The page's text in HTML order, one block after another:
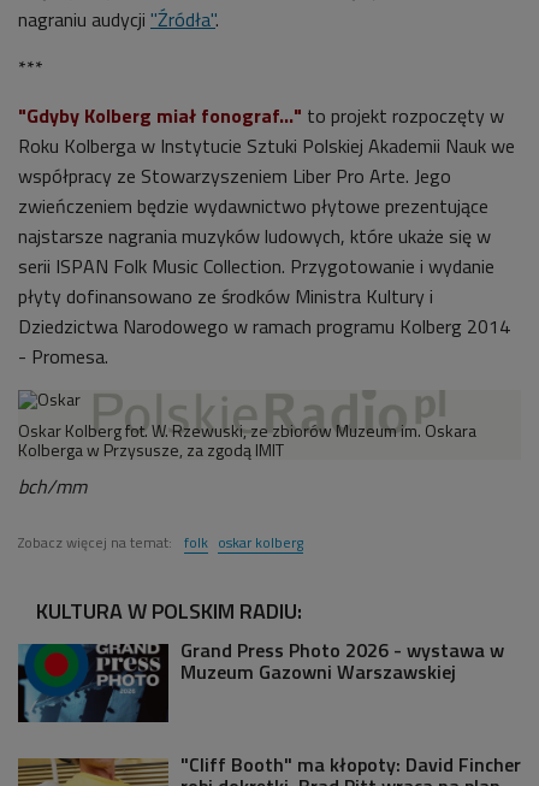
nagraniu audycji "Źródła".
***
"Gdyby Kolberg miał fonograf…" to projekt rozpoczęty w
Roku Kolberga w Instytucie Sztuki Polskiej Akademii Nauk we
współpracy ze Stowarzyszeniem Liber Pro Arte. Jego
zwieńczeniem będzie wydawnictwo płytowe prezentujące
najstarsze nagrania muzyków ludowych, które ukaże się w
serii ISPAN Folk Music Collection. Przygotowanie i wydanie
płyty dofinansowano ze środków Ministra Kultury i
Dziedzictwa Narodowego w ramach programu Kolberg 2014
- Promesa.
Oskar Kolberg fot. W. Rzewuski, ze zbiorów Muzeum im. Oskara
Kolberga w Przysusze, za zgodą IMIT
bch/mm
Zobacz więcej na temat: folk oskar kolberg
KULTURA W POLSKIM RADIU:
Grand Press Photo 2026 - wystawa w
Muzeum Gazowni Warszawskiej
"Cliff Booth" ma kłopoty: David Fincher